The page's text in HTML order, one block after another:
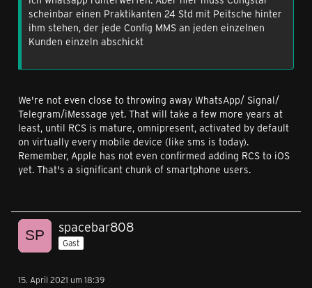
scheinbar einen Praktikanten 24 Std mit Peitsche hinter
ihm stehen, der jede Config MMS an jeden einzelnen
Kunden einzeln abschickt
We're not even close to throwing away WhatsApp/ Signal/
Telegram/iMessage yet. That will take a few more years at
least, until RCS is mature, omnipresent, activated by default
on virtually every mobile device (like sms is today).
Remember, Apple has not even confirmed adding RCS to iOS
yet. That's a significant chunk of smartphone users.
spacebar808
Gast
15. April 2021 um 18:39